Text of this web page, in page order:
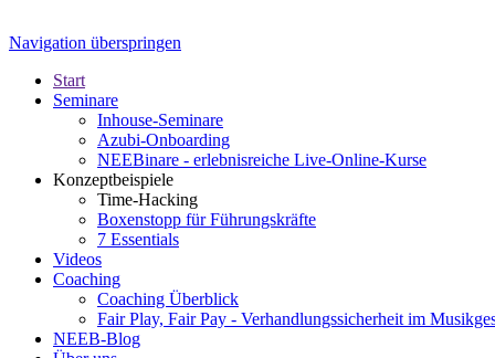
Navigation überspringen
Start
Seminare
Inhouse-Seminare
Azubi-Onboarding
NEEBinare - erlebnisreiche Live-Online-Kurse
Konzeptbeispiele
Time-Hacking
Boxenstopp für Führungskräfte
7 Essentials
Videos
Coaching
Coaching Überblick
Fair Play, Fair Pay - Verhandlungssicherheit im
NEEB-Blog